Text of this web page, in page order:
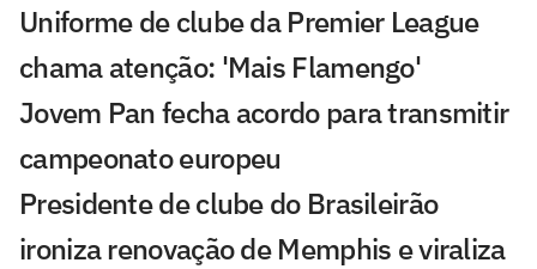
Uniforme de clube da Premier League
chama atenção: 'Mais Flamengo'
Jovem Pan fecha acordo para transmitir
campeonato europeu
Presidente de clube do Brasileirão
ironiza renovação de Memphis e viraliza